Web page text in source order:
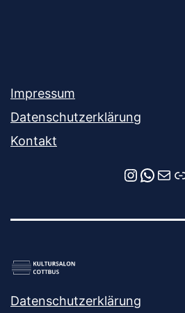
Impressum
Datenschutzerklärung
Kontakt
E-
Datenschutzerklärung